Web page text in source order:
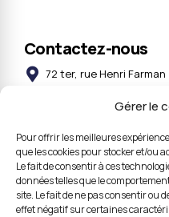
Gérer le
Pour offrir les meilleures
que les cookies pour stocker et/ou
Le fait de consentir à ces
données telles que le
site. Le fait de ne pas consentir ou
effet négatif sur certaines
Contactez-nous
72 ter, rue Henri
01 48 60 49 18